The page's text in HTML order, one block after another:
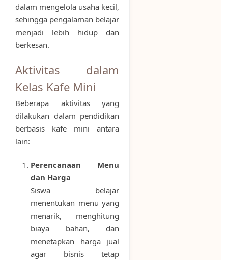
dalam mengelola usaha kecil,
sehingga pengalaman belajar
menjadi lebih hidup dan
berkesan.
Aktivitas dalam
Kelas Kafe Mini
Beberapa aktivitas yang
dilakukan dalam pendidikan
berbasis kafe mini antara
lain:
Perencanaan Menu
dan Harga
Siswa belajar
menentukan menu yang
menarik, menghitung
biaya bahan, dan
menetapkan harga jual
agar bisnis tetap